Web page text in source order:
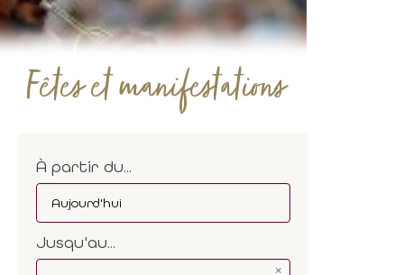
Fêtes et manifestations
À partir du...
Jusqu'au...